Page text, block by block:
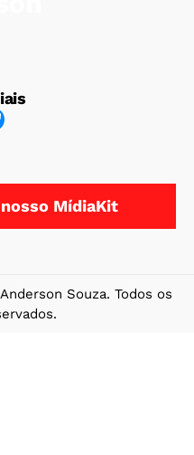
MídiaKit
Souza. Todos os